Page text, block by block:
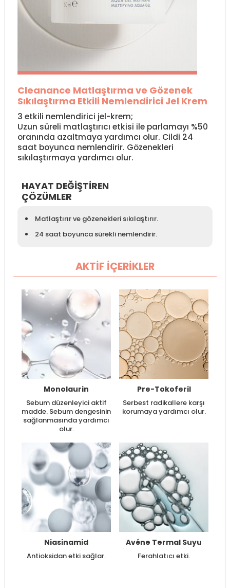
Cleanance Matlaştırma ve Gözenek
Sıkılaştırma Etkili Nemlendirici Jel Krem
3 etkili nemlendirici jel-krem;
Uzun süreli matlaştırıcı etkisi ile parlamayı %50
oranında azaltmaya yardımcı olur. Cildi 24
saat boyunca nemlendirir. Gözenekleri
sıkılaştırmaya yardımcı olur.
HAYAT DEĞİŞTİREN
ÇÖZÜMLER
Matlaştırır ve gözenekleri sıkılaştırır.
24 saat boyunca sürekli nemlendirir.
AKTİF İÇERİKLER
Monolaurin
Sebum düzenleyici aktif
madde. Sebum dengesinin
sağlanmasında yardımcı
olur.
Pre-Tokoferil
Serbest radikallere karşı
korumaya yardımcı olur.
Niasinamid
Antioksidan etki sağlar.
Avéne Termal Suyu
Ferahlatıcı etki.